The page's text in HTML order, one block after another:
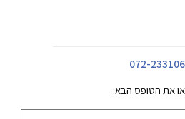
072-
את הטופס הבא: